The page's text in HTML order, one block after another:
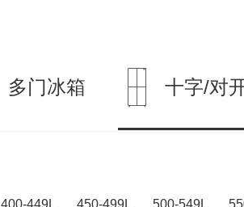
多门冰箱 十字/对
400-449L 450-499L 500-549L